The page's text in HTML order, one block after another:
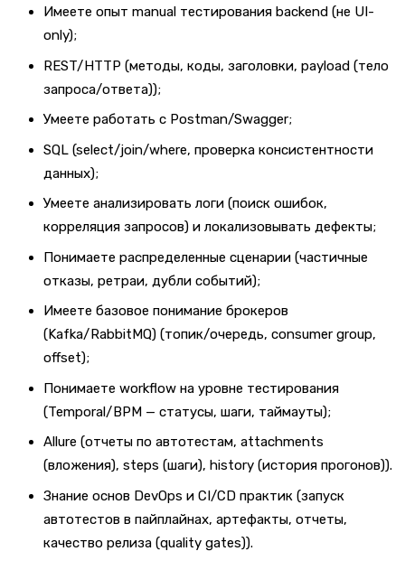
Имеете опыт manual тестирования backend (не UI-
only);
REST/HTTP (методы, коды, заголовки, payload (тело
запроса/ответа));
Умеете работать с Postman/Swagger;
SQL (select/join/where, проверка консистентности
данных);
Умеете анализировать логи (поиск ошибок,
корреляция запросов) и локализовывать дефекты;
Понимаете распределенные сценарии (частичные
отказы, ретраи, дубли событий);
Имеете базовое понимание брокеров
(Kafka/RabbitMQ) (топик/очередь, consumer group,
offset);
Понимаете workflow на уровне тестирования
(Temporal/BPM — статусы, шаги, таймауты);
Allure (отчеты по автотестам, attachments
(вложения), steps (шаги), history (история прогонов)).
Знание основ DevOps и CI/CD практик (запуск
автотестов в пайплайнах, артефакты, отчеты,
качество релиза (quality gates)).